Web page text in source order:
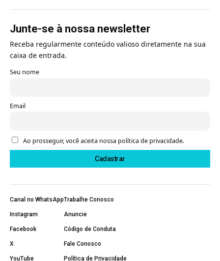
Junte-se à nossa newsletter
Receba regularmente conteúdo valioso diretamente na sua
caixa de entrada.
Seu nome
Email
Ao prosseguir, você aceita nossa política de privacidade.
Canal no WhatsApp
Instagram
Facebook
X
YouTube
Trabalhe Conosco
Anuncie
Código de Conduta
Fale Conosco
Política de Privacidade